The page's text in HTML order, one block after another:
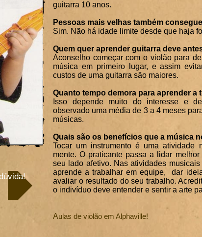
guitarra 10 anos.
Pessoas mais velhas também
Sim. Não há idade limite desde que haja
Quem quer aprender guitarra deve
Aconselho começar com o violão para
música em primeiro lugar, e assim
custos de uma guitarra são maiores.
Quanto tempo demora para aprender a
Isso depende muito do interesse e
observado uma média de 3 a 4 meses
músicas.
Quais são os benefícios que a música
Tocar um instrumento é uma
mente. O praticante passa a lidar
seu lado afetivo. Nas atividades
aprende a trabalhar em equipe, dar
avaliar o resultado do seu trabalho.
o indivíduo deve entender e sentir a arte
Aulas de violão em Alphaville!